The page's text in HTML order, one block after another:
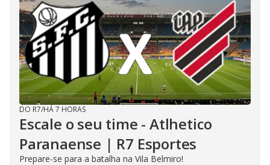
DO R7/HÁ 7 HORAS
Escale o seu time - Atlhetico
Paranaense | R7 Esportes
Prepare-se para a batalha na Vila Belmiro!